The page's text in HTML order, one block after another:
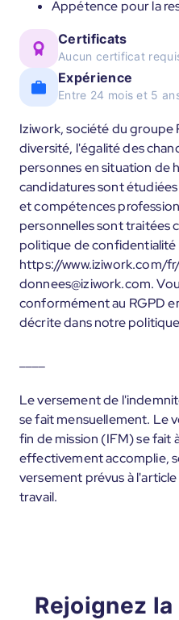
Appétence pour la
Certificats
Aucun certificat
Expérience
Entre 24 mois et 5
Iziwork, société du groupe
diversité, l'égalité des
personnes en situation de
candidatures sont
et compétences
personnelles sont traitées
politique de confidentialité
https://www.iziwork.com/
donnees@iziwork.com.
conformément au RGPD
décrite dans notre
Le versement de
se fait mensuellement. Le
fin de mission (IFM) se fait
effectivement accomplie,
versement prévus à
travail.
Rejoignez